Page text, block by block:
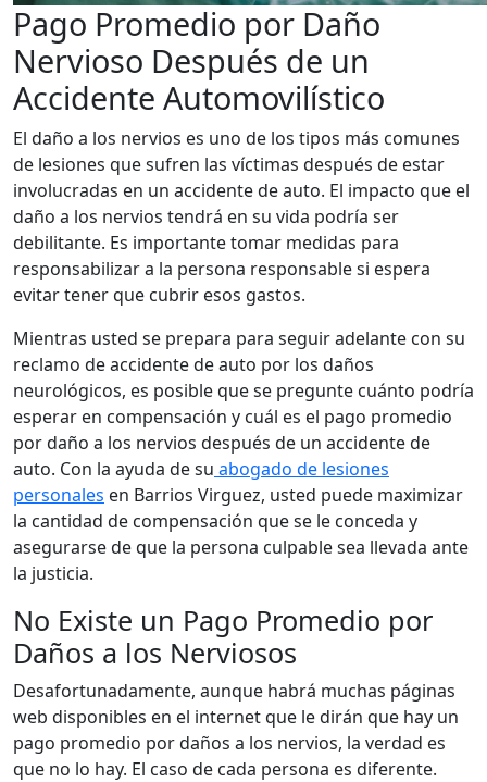
Pago Promedio por Daño
Nervioso Después de un
Accidente Automovilístico
El daño a los nervios es uno de los tipos más comunes
de lesiones que sufren las víctimas después de estar
involucradas en un accidente de auto. El impacto que el
daño a los nervios tendrá en su vida podría ser
debilitante. Es importante tomar medidas para
responsabilizar a la persona responsable si espera
evitar tener que cubrir esos gastos.
Mientras usted se prepara para seguir adelante con su
reclamo de accidente de auto por los daños
neurológicos, es posible que se pregunte cuánto podría
esperar en compensación y cuál es el pago promedio
por daño a los nervios después de un accidente de
auto. Con la ayuda de su abogado de lesiones
personales en Barrios Virguez, usted puede maximizar
la cantidad de compensación que se le conceda y
asegurarse de que la persona culpable sea llevada ante
la justicia.
No Existe un Pago Promedio por
Daños a los Nerviosos
Desafortunadamente, aunque habrá muchas páginas
web disponibles en el internet que le dirán que hay un
pago promedio por daños a los nervios, la verdad es
que no lo hay. El caso de cada persona es diferente.